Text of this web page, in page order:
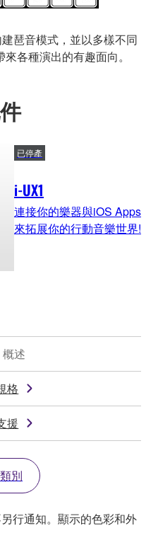
琶音模式，並以多樣不同
各種演出的有趣面向。
i-UX1
已停產
連接你的樂器與iOS Apps
來拓展你的行動音樂世界!
概述
格
援
別
行通知。顯示的色彩和外